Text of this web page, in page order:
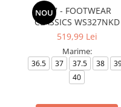
NOU
327 - FOOTWEAR
CLASSICS WS327NKD
519,99 Lei
Marime:
36.5 37 37.5 38
40